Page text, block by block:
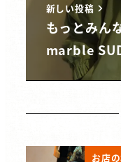
新しい投稿
もっとみん
marble
お店